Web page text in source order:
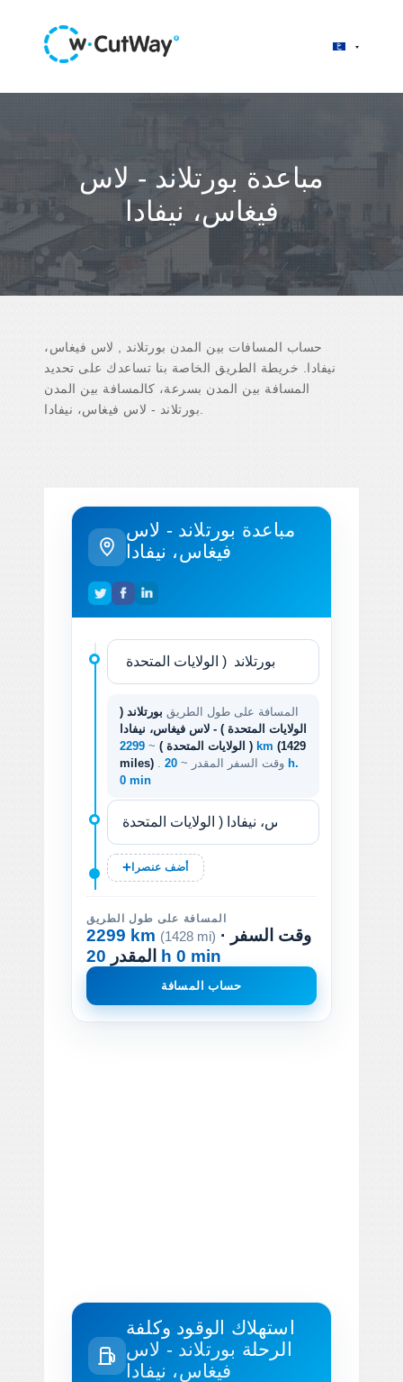
مباعدة بورتلاند - لاس
فيغاس، نيفادا
حساب المسافات بين المدن بورتلاند , لاس فيغاس،
نيفادا. خريطة الطريق الخاصة بنا تساعدك على تحديد
المسافة بين المدن بسرعة، كالمسافة بين المدن
مباعدة بورتلاند - لاس
فيغاس، نيفادا
المسافة على طول الطريق بورتلاند (
الولايات المتحدة ) - لاس فيغاس، نيفادا
( الولايات المتحدة ) ~ 2299 km (1429
miles)
. وقت السفر المقدر ~ 20 h.
0 min
أضف عنصرا
المسافة على طول الطريق
2299 km (1428 mi) · وقت السفر
المقدر 20 h 0 min
حساب المسافة
استهلاك الوقود وكلفة
الرحلة بورتلاند - لاس
فيغاس، نيفادا